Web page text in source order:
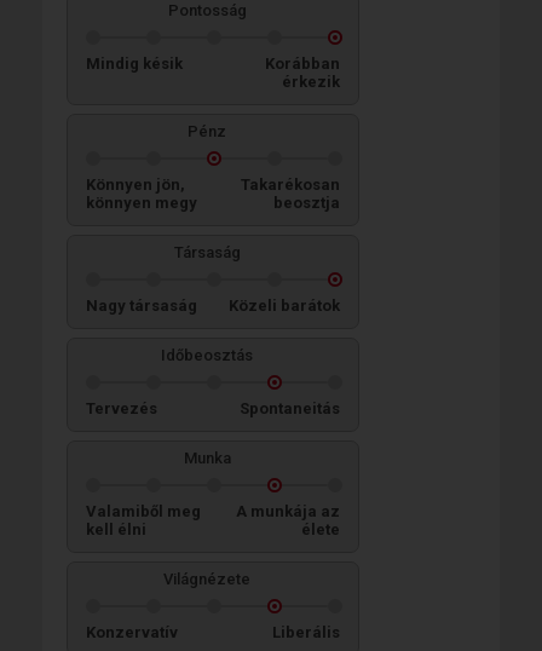
Pontosság
Mindig késik
Korábban
érkezik
Pénz
Könnyen jön,
könnyen megy
Takarékosan
beosztja
Társaság
Nagy társaság Közeli barátok
Időbeosztás
Tervezés Spontaneitás
Munka
Valamiből meg
kell élni
A munkája az
élete
Világnézete
Konzervatív Liberális